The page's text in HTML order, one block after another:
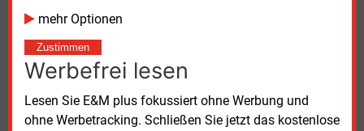
mehr Optionen
Zustimmen
Werbefrei lesen
Lesen Sie E&M plus fokussiert ohne Werbung und
ohne Werbetracking. Schließen Sie jetzt das kostenlose
Nach dem Beschluss der Allgemeinen Ausrichtung
beginnen die Trilogverhandlungen zwischen Rat,
Europäischem Parlament und Europäischer
Kommission. Nach Angaben des Rates soll
möglichst noch 2026 eine politische Einigung erzielt